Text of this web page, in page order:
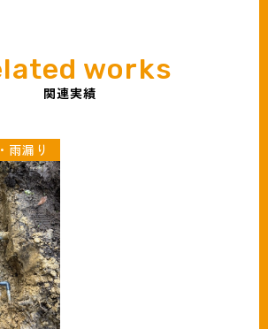
関連実績
雨漏り